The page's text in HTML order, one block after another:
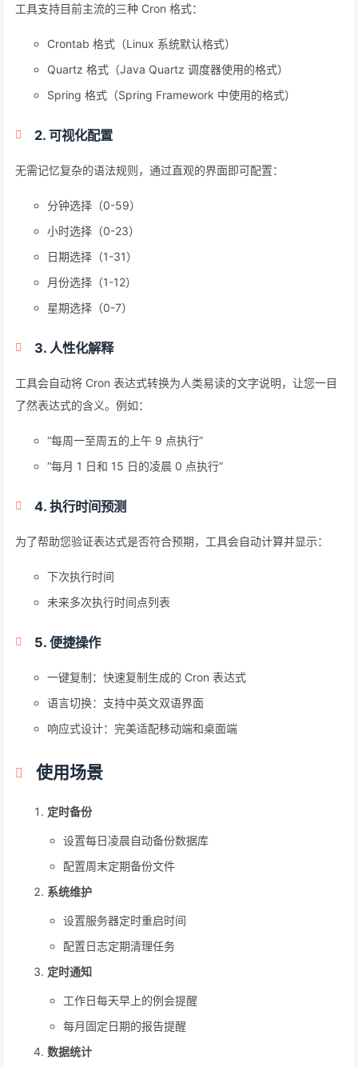
工具支持目前主流的三种 Cron 格式：
Crontab 格式（Linux 系统默认格式）
Quartz 格式（Java Quartz 调度器使用的格式）
Spring 格式（Spring Framework 中使用的格式）
2. 可视化配置
无需记忆复杂的语法规则，通过直观的界面即可配置：
分钟选择（0-59）
小时选择（0-23）
日期选择（1-31）
月份选择（1-12）
星期选择（0-7）
3. 人性化解释
工具会自动将 Cron 表达式转换为人类易读的文字说明，让您一目
了然表达式的含义。例如：
“每周一至周五的上午 9 点执行”
“每月 1 日和 15 日的凌晨 0 点执行”
4. 执行时间预测
为了帮助您验证表达式是否符合预期，工具会自动计算并显示：
下次执行时间
未来多次执行时间点列表
5. 便捷操作
一键复制：快速复制生成的 Cron 表达式
语言切换：支持中英文双语界面
响应式设计：完美适配移动端和桌面端
使用场景
定时备份
设置每日凌晨自动备份数据库
配置周末定期备份文件
系统维护
设置服务器定时重启时间
配置日志定期清理任务
定时通知
工作日每天早上的例会提醒
每月固定日期的报告提醒
数据统计